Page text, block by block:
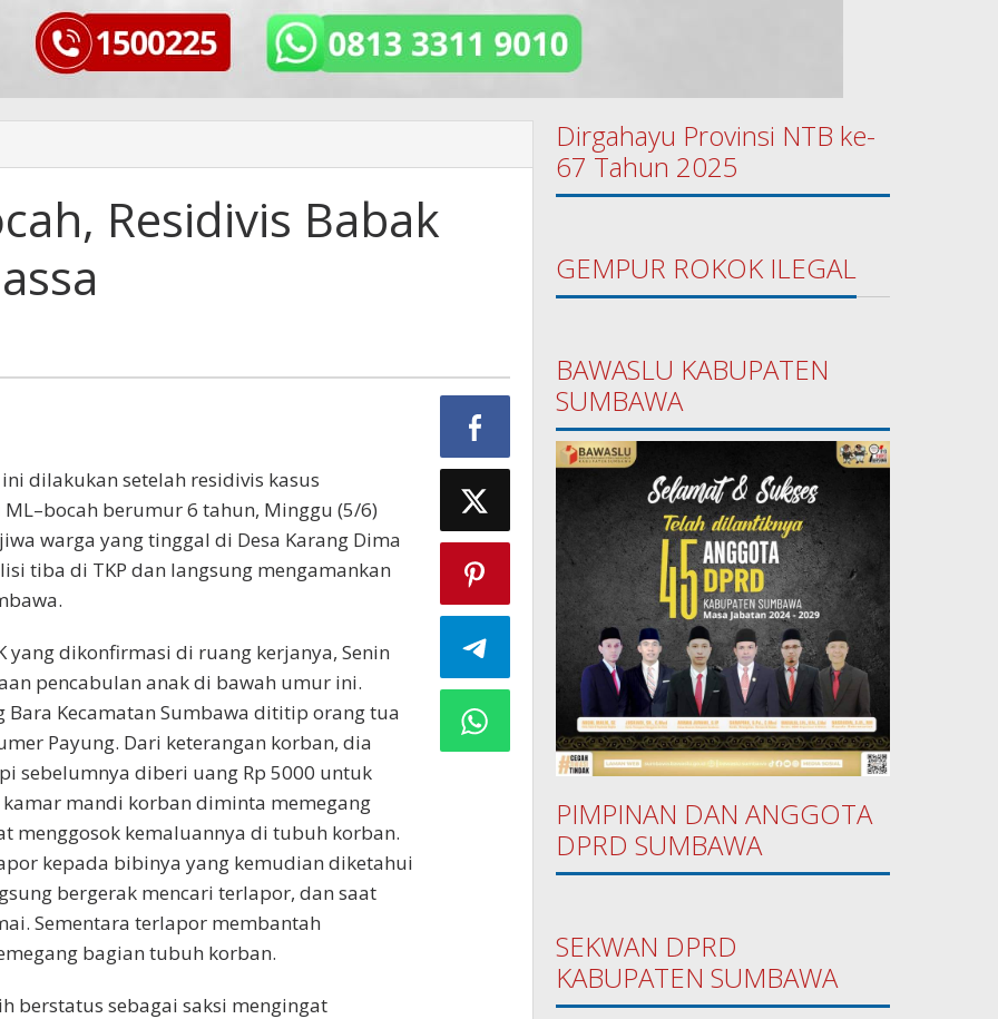
Residivis Babak
dilakukan setelah residivis kasus
berumur 6 tahun, Minggu (5/6)
warga yang tinggal di Desa Karang Dima
tiba di TKP dan langsung mengamankan
yang dikonfirmasi di ruang kerjanya, Senin
pencabulan anak di bawah umur ini.
Kecamatan Sumbawa dititip orang tua
Payung. Dari keterangan korban, dia
sebelumnya diberi uang Rp 5000 untuk
mandi korban diminta memegang
menggosok kemaluannya di tubuh korban.
kepada bibinya yang kemudian diketahui
bergerak mencari terlapor, dan saat
Sementara terlapor membantah
bagian tubuh korban.
berstatus sebagai saksi mengingat
Dirgahayu Provinsi NTB ke-
67 Tahun 2025
GEMPUR ROKOK ILEGAL
BAWASLU KABUPATEN
SUMBAWA
PIMPINAN DAN ANGGOTA
DPRD SUMBAWA
SEKWAN DPRD
KABUPATEN SUMBAWA